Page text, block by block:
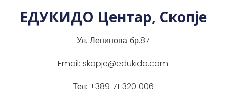
ЕДУКИДО Центар, Скопје
Ул. Ленинова бр.87
Email: skopje@edukido.com
Тел: +389 71 320 006